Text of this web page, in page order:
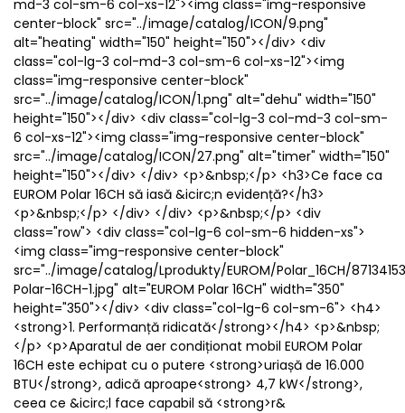
md-3 col-sm-6 col-xs-12"><img class="img-responsive
center-block" src="../image/catalog/ICON/9.png"
alt="heating" width="150" height="150"></div> <div
class="col-lg-3 col-md-3 col-sm-6 col-xs-12"><img
class="img-responsive center-block"
src="../image/catalog/ICON/1.png" alt="dehu" width="150"
height="150"></div> <div class="col-lg-3 col-md-3 col-sm-
6 col-xs-12"><img class="img-responsive center-block"
src="../image/catalog/ICON/27.png" alt="timer" width="150"
height="150"></div> </div> <p>&nbsp;</p> <h3>Ce face ca
EUROM Polar 16CH să iasă &icirc;n evidență?</h3>
<p>&nbsp;</p> </div> </div> <p>&nbsp;</p> <div
class="row"> <div class="col-lg-6 col-sm-6 hidden-xs">
<img class="img-responsive center-block"
src="../image/catalog/Lprodukty/EUROM/Polar_16CH/
Polar-16CH-1.jpg" alt="EUROM Polar 16CH" width="350"
height="350"></div> <div class="col-lg-6 col-sm-6"> <h4>
<strong>1. Performanță ridicată</strong></h4> <p>&nbsp;
</p> <p>Aparatul de aer condiționat mobil EUROM Polar
16CH este echipat cu o putere <strong>uriașă de 16.000
BTU</strong>, adică aproape<strong> 4,7 kW</strong>,
ceea ce &icirc;l face capabil să <strong>r&